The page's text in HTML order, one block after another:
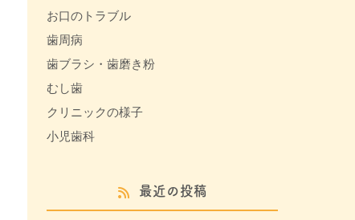
お口のトラブル
歯周病
歯ブラシ・歯磨き粉
むし歯
クリニックの様子
小児歯科
最近の投稿